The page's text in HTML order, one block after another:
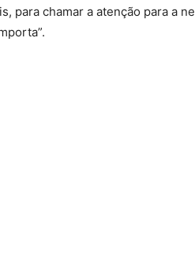
para chamar a atenção para a